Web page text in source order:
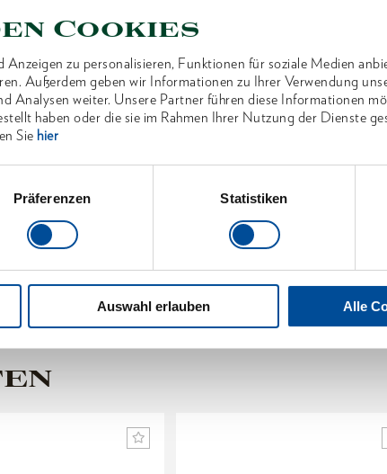
Cookies
zu personalisieren, Funktionen für soziale Medien
Außerdem geben wir Informationen zu Ihrer Verwendung
Analysen weiter. Unsere Partner führen diese Informationen
haben oder die sie im Rahmen Ihrer Nutzung der Dienste
Sie hier
Präferenzen Statistiken
Auswahl erlauben Alle
Lieferung in
Technische